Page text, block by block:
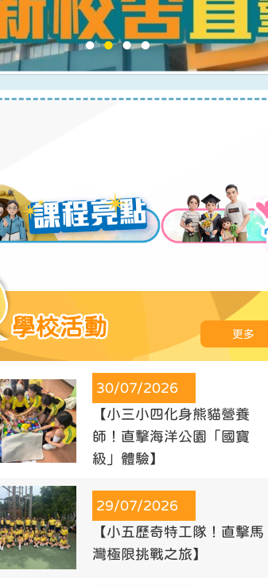
更多
學校活動
30/07/2026
【小三小四化身熊貓營養
師！直擊海洋公園「國寶
級」體驗】
29/07/2026
【小五歷奇特工隊！直擊馬
灣極限挑戰之旅】